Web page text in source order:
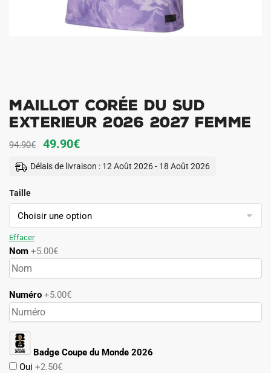
Maillot Corée du Sud
Exterieur 2026 2027 Femme
94.90€
Le
prix
94.90€.
49.90€Le
prix
49.90€.
Délais de livraison : 12 Août 2026 - 18 Août 2026
Taille
Effacer
Nom +5.00€
Numéro +5.00€
Badge Coupe du Monde 2026
Oui +2.50€